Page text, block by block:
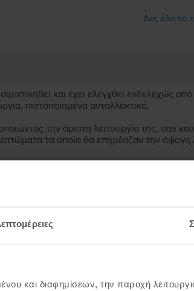
και διαφημίσεων, την παροχή
Δες όλα τα
και έχει ελεγχθεί ενδελεχώς
πιστοποιημένα ανταλλακτικά.
την άριστη λειτουργία της, σαν
τα οποία θα επηρέαζαν την άψογη